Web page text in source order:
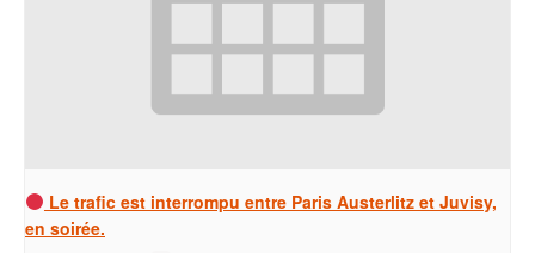
Le trafic est interrompu entre Paris Austerlitz et Juvisy,
en soirée.